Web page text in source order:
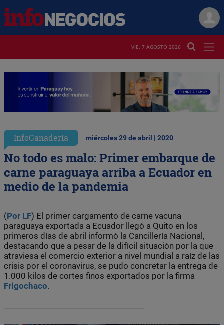
VIE. 7 AGOSTO 2026
InfoGanadería miércoles 29 de abril | 2020
No todo es malo: Primer embarque de
carne paraguaya arriba a Ecuador en
medio de la pandemia
(Por LF) El primer cargamento de carne vacuna
paraguaya exportada a Ecuador llegó a Quito en los
primeros días de abril informó la Cancillería Nacional,
destacando que a pesar de la difícil situación por la que
atraviesa el comercio exterior a nivel mundial a raíz de las
crisis por el coronavirus, se pudo concretar la entrega de
1.000 kilos de cortes finos exportados por la firma
Frigochaco.